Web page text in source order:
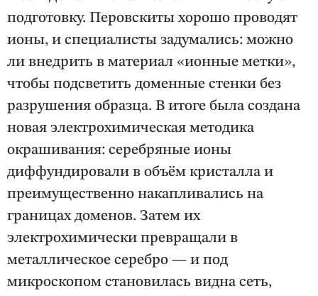
подготовку. Перовскиты хорошо проводят
ионы, и специалисты задумались: можно
ли внедрить в материал «ионные метки»,
чтобы подсветить доменные стенки без
разрушения образца. В итоге была создана
новая электрохимическая методика
окрашивания: серебряные ионы
диффундировали в объём кристалла и
преимущественно накапливались на
границах доменов. Затем их
электрохимически превращали в
металлическое серебро — и под
микроскопом становилась видна сеть,